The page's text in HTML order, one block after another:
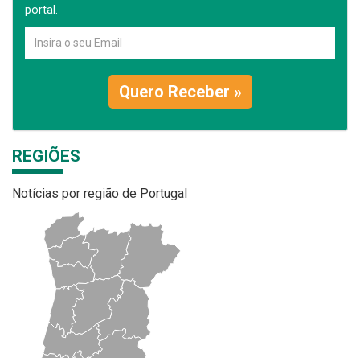
portal.
Quero Receber »
REGIÕES
Notícias por região de Portugal